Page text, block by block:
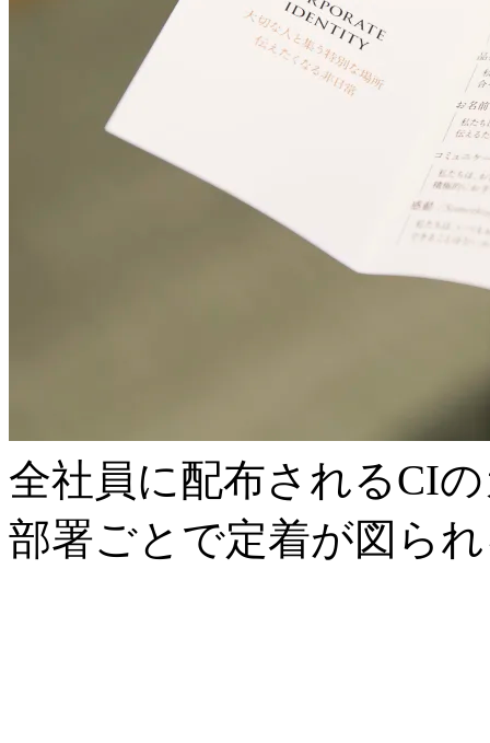
全社員に配布されるCI
部署ごとで定着が図ら